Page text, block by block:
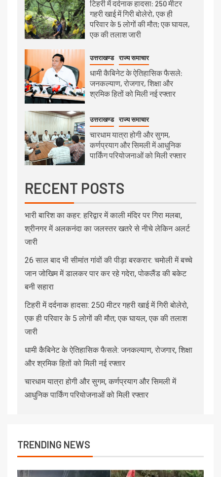
टिहरी में दर्दनाक हादसा: 250 मीटर
गहरी खाई में गिरी बोलेरो, एक ही
परिवार के 5 लोगों की मौत; एक घायल,
एक की तलाश जारी
उत्तराखण्ड राज्य समाचार
धामी कैबिनेट के ऐतिहासिक फैसले:
जनकल्याण, रोजगार, शिक्षा और
श्रमिक हितों को मिली नई रफ्तार
उत्तराखण्ड राज्य समाचार
चारधाम यात्रा होगी और सुगम,
कर्णप्रयाग और सिमली में आधुनिक
पार्किंग परियोजनाओं को मिली रफ्तार
RECENT POSTS
भारी बारिश का कहर: हरिद्वार में काली मंदिर पर गिरा मलबा,
श्रीनगर में अलकनंदा का जलस्तर खतरे से नीचे लेकिन अलर्ट
जारी
26 साल बाद भी सीमांत गांवों की पीड़ा बरकरार: चमोली में बच्चे
जान जोखिम में डालकर पार कर रहे गदेरा, पोकलैंड की बकेट
बनी सहारा
टिहरी में दर्दनाक हादसा: 250 मीटर गहरी खाई में गिरी बोलेरो,
एक ही परिवार के 5 लोगों की मौत; एक घायल, एक की तलाश
जारी
धामी कैबिनेट के ऐतिहासिक फैसले: जनकल्याण, रोजगार, शिक्षा
और श्रमिक हितों को मिली नई रफ्तार
चारधाम यात्रा होगी और सुगम, कर्णप्रयाग और सिमली में
आधुनिक पार्किंग परियोजनाओं को मिली रफ्तार
TRENDING NEWS